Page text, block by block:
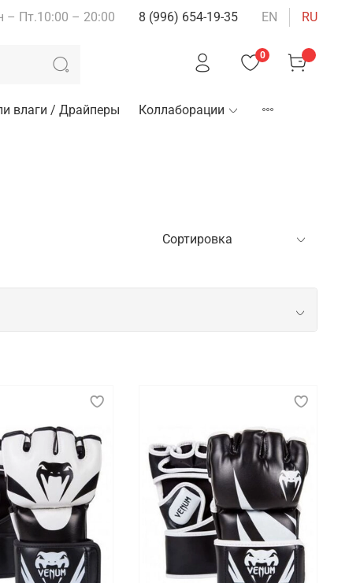
– Пт.10:00 – 20:00 8 (996) 654-19-35 EN RU
0
влаги / Драйперы Коллаборации
гибкую конструкцию, позволяющую
Перчатки для ММА обычно имеют
и быстрыми.
безопасность и защиту в их тренировки и